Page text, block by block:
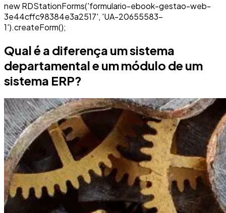
new RDStationForms('formulario-ebook-gestao-web-
3e44cffc98384e3a2517', 'UA-20655583-
1').createForm();
Qual é a diferença um sistema
departamental e um módulo de um
sistema ERP?